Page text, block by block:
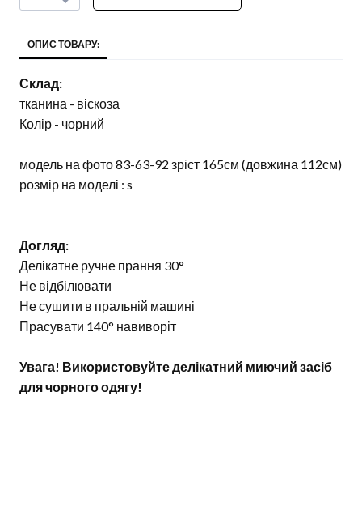
ОПИС ТОВАРУ:
Склад:
тканина - віскоза
Колір - чорний
модель на фото 83-63-92 зріст 165см (довжина 112см)
розмір на моделі : s
Догляд:
Делікатне ручне прання 30°
Не відбілювати
Не сушити в пральній машині
Прасувати 140° навиворіт
Увага! Використовуйте делікатний миючий засіб
для чорного одягу!